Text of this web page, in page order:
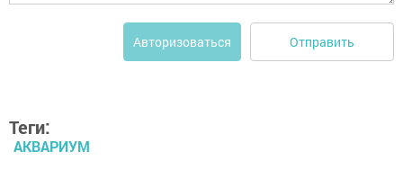
Авторизоваться Отправить
Теги:
АКВАРИУМ